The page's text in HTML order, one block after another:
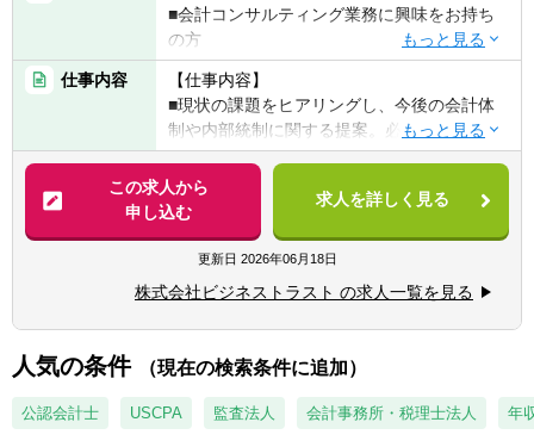
■会計コンサルティング業務に興味をお持ち
の方
【必須要件】
▽下記いずれかに該当される方
■日商簿記検定2級以上もしくは同等以上の知
識
■公認会計士・試験合格者（短答式のみも
可）・受験経験者
■税理士・科目合格者・受験経験者
■企業や会計事務所等での会計・経理実務経
験
経験でスタートした社員も多数活躍していま
仕事内容
【仕事内容】
■現状の課題をヒアリングし、今後の会計体
制や内部統制に関する提案。必要に応じて、
最適な自社製品をお勧めすることもござま
す。その後、システム導入に立ち会う流れと
なります。
■会計ソフトを導入する際は会計ソフトの操
作方法を教えたり、実際にデータを入力して
シミュレーション等を行ないます。期間とし
ては約2ヶ月～3ヶ月程度、週に1回のペース
で訪問し、しっかりとお客様とのリレーショ
ンを築いていただきます。
※初めは先輩社員の業務を手伝いながら、自
この求人から
申し込む
求人を詳しく見る
更新日 2026年06月18日
株式会社ビジネストラスト の求人一覧を見る
人気の条件 （現在の検索条件に追加）
公認会計士 USCPA 監査法人 会計事務所・税理士法人 年